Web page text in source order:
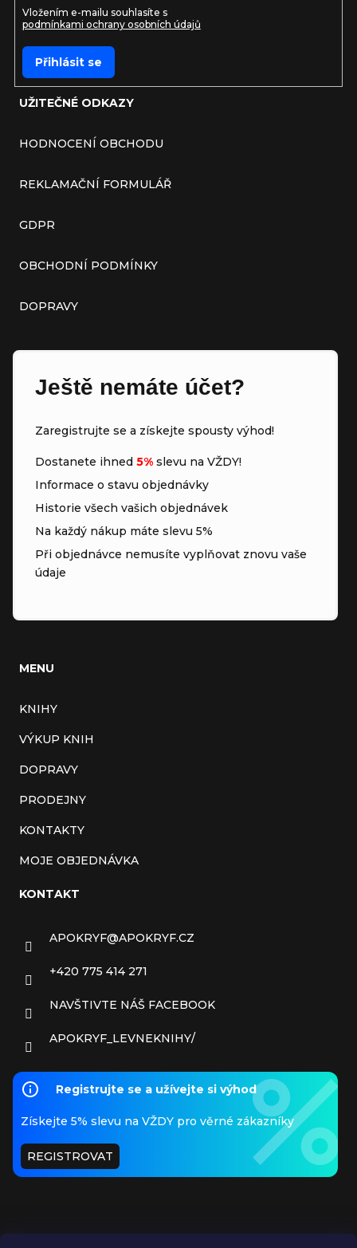
UŽITEČNÉ ODKAZY
HODNOCENÍ OBCHODU
REKLAMAČNÍ FORMULÁŘ
GDPR
OBCHODNÍ PODMÍNKY
DOPRAVY
Ještě nemáte účet?
Zaregistrujte se a získejte spousty výhod!
Dostanete ihned 5% slevu na VŽDY!
Informace o stavu objednávky
Historie všech vašich objednávek
Na každý nákup máte slevu 5%
Při objednávce nemusíte vyplňovat znovu vaše
údaje
MENU
KNIHY
VÝKUP KNIH
DOPRAVY
PRODEJNY
KONTAKTY
MOJE OBJEDNÁVKA
Vložením e-mailu souhlasíte s
podmínkami ochrany osobních údajů
Přihlásit se
KONTAKT
APOKRYF@APOKRYF.CZ
+420 775 414 271
NAVŠTIVTE NÁŠ FACEBOOK
APOKRYF_LEVNEKNIHY/
Registrujte se a užívejte si výhod
Získejte 5% slevu na VŽDY pro věrné zákazníky
REGISTROVAT